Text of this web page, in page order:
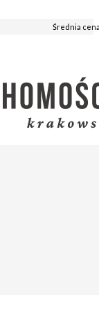
Średnia